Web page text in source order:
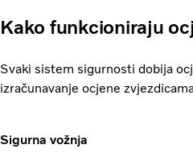
Kako funkcioniraju
Svaki sistem sigurnosti dobija
izračunavanje ocjene
Sigurna vožnja